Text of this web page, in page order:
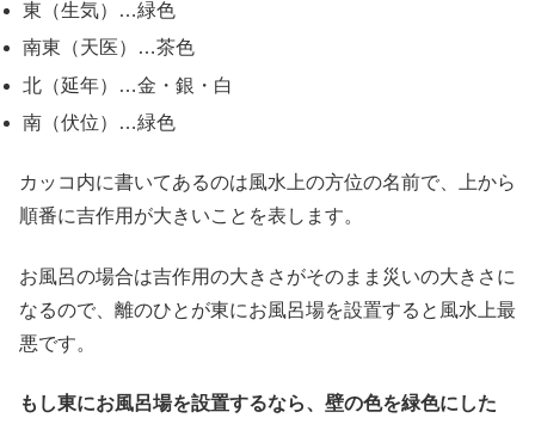
東（生気）…緑色
南東（天医）…茶色
北（延年）…金・銀・白
南（伏位）…緑色
カッコ内に書いてあるのは風水上の方位の名前で、上から
順番に吉作用が大きいことを表します。
お風呂の場合は吉作用の大きさがそのまま災いの大きさに
なるので、離のひとが東にお風呂場を設置すると風水上最
悪です。
もし東にお風呂場を設置するなら、壁の色を緑色にした